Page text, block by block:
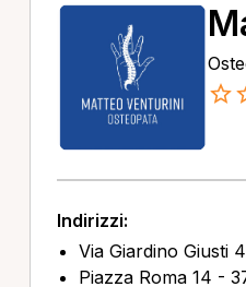
Indirizzi:
Via Giardino Giusti
Piazza Roma 14 -